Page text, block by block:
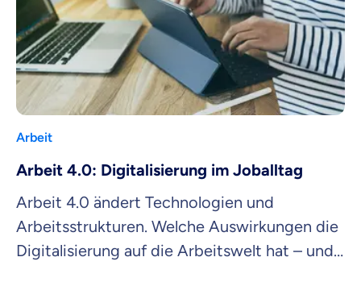
Arbeit
Arbeit 4.0: Digitalisierung im Joballtag
Arbeit 4.0 ändert Technologien und
Arbeitsstrukturen. Welche Auswirkungen die
Digitalisierung auf die Arbeitswelt hat – und